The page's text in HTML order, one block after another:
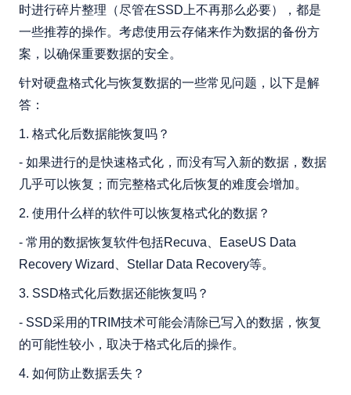
时进行碎片整理（尽管在SSD上不再那么必要），都是
一些推荐的操作。考虑使用云存储来作为数据的备份方
案，以确保重要数据的安全。
针对硬盘格式化与恢复数据的一些常见问题，以下是解
答：
1. 格式化后数据能恢复吗？
- 如果进行的是快速格式化，而没有写入新的数据，数据
几乎可以恢复；而完整格式化后恢复的难度会增加。
2. 使用什么样的软件可以恢复格式化的数据？
- 常用的数据恢复软件包括Recuva、EaseUS Data
Recovery Wizard、Stellar Data Recovery等。
3. SSD格式化后数据还能恢复吗？
- SSD采用的TRIM技术可能会清除已写入的数据，恢复
的可能性较小，取决于格式化后的操作。
4. 如何防止数据丢失？